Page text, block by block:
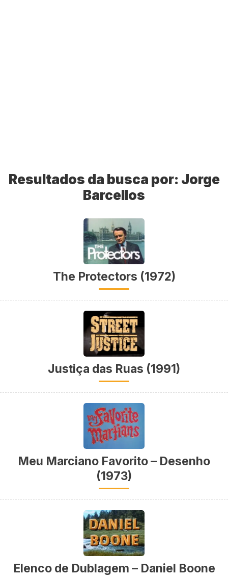
Resultados da busca por: Jorge
Barcellos
The Protectors (1972)
Justiça das Ruas (1991)
Meu Marciano Favorito – Desenho
(1973)
Elenco de Dublagem – Daniel Boone